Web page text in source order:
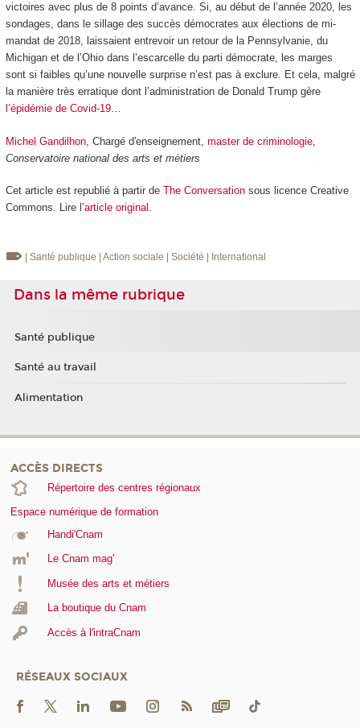
victoires avec plus de 8 points d’avance. Si, au début de l’année 2020, les
sondages, dans le sillage des succès démocrates aux élections de mi-
mandat de 2018, laissaient entrevoir un retour de la Pennsylvanie, du
Michigan et de l’Ohio dans l’escarcelle du parti démocrate, les marges
sont si faibles qu’une nouvelle surprise n’est pas à exclure. Et cela, malgré
la manière très erratique dont l’administration de Donald Trump gère
l’épidémie de Covid-19…
Michel Gandilhon, Chargé d'enseignement, master de criminologie,
Conservatoire national des arts et métiers
Cet article est republié à partir de The Conversationsous licence Creative
Commons. Lire l’article original .
| Santé publique | Action sociale | Société | International
Dans la même rubrique
Santé publique
Santé au travail
Alimentation
ACCÈS DIRECTS
Répertoire des centres régionaux
Espace numérique de formation
Handi'Cnam
Le Cnam mag'
Musée des arts et métiers
La boutique du Cnam
Accès à l'intraCnam
RÉSEAUX SOCIAUX